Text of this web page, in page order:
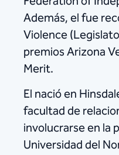
Además, el fue
Violence
premios Arizona
Merit.
El nació en
facultad de
involucrarse en la
Universidad del